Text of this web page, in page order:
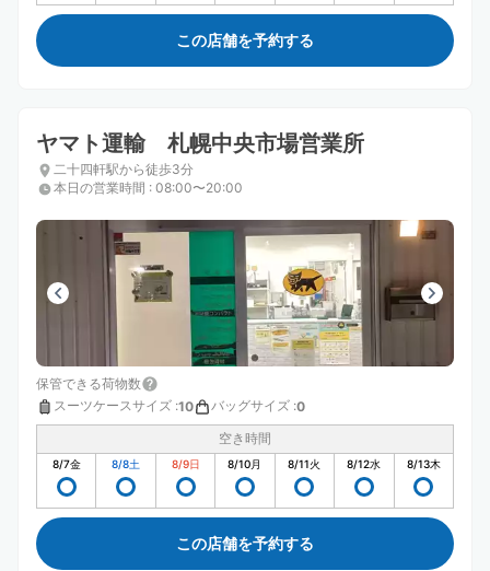
この店舗を予約する
ヤマト運輸 札幌中央市場営業所
二十四軒駅から徒歩3分
本日の営業時間 : 08:00〜20:00
保管できる荷物数
スーツケースサイズ :10 バッグサイズ :0
空き時間
8/7金 8/8土 8/9日 8/10月 8/11火 8/12水 8/13木
この店舗を予約する